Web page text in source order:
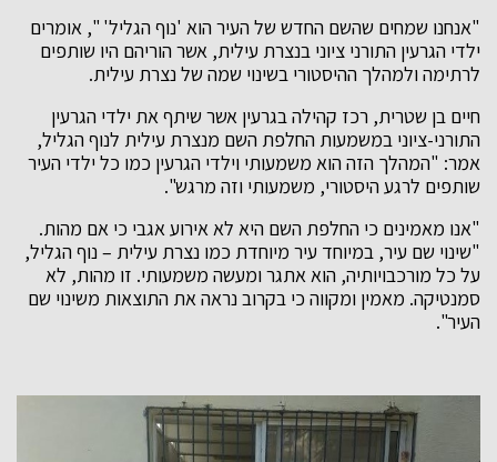
"אנחנו שמחים שהשם החדש של העיר הוא 'נוף הגליל' ", אומרים
ילדי הגרעין התורני ציוני בנצרת עילית, אשר הוריהם היו שותפים
לרתימה ולמהלך ההיסטורי בשינוי שמה של נצרת עילית.
חיים בן שטרית, רכז קהילה בגרעין אשר שיתף את ילדי הגרעין
התורני-ציוני במשמעות החלפת השם מנצרת עילית לנוף הגליל,
אמר: "המהלך הזה הוא משמעותי וילדי הגרעין כמו כל ילדי העיר
שותפים לרגע היסטורי, משמעותי וזה מרגש".
"אנו מאמינים כי החלפת השם היא לא אירוע אגבי כי אם מהות.
"שינוי שם עיר, במיוחד עיר מיוחדת כמו נצרת עילית – נוף הגליל,
על כל מורכבויותיה, הוא אתגר ומעשה משמעותי. זו מהות, לא
סמנטיקה. מאמין ומקווה כי בקרוב נראה את התוצאות משינוי שם
העיר".